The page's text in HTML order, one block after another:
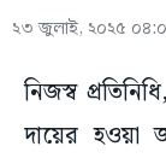
২৩ জুলাই, ২০২৫
নিজস্ব
দায়ের হওয়া